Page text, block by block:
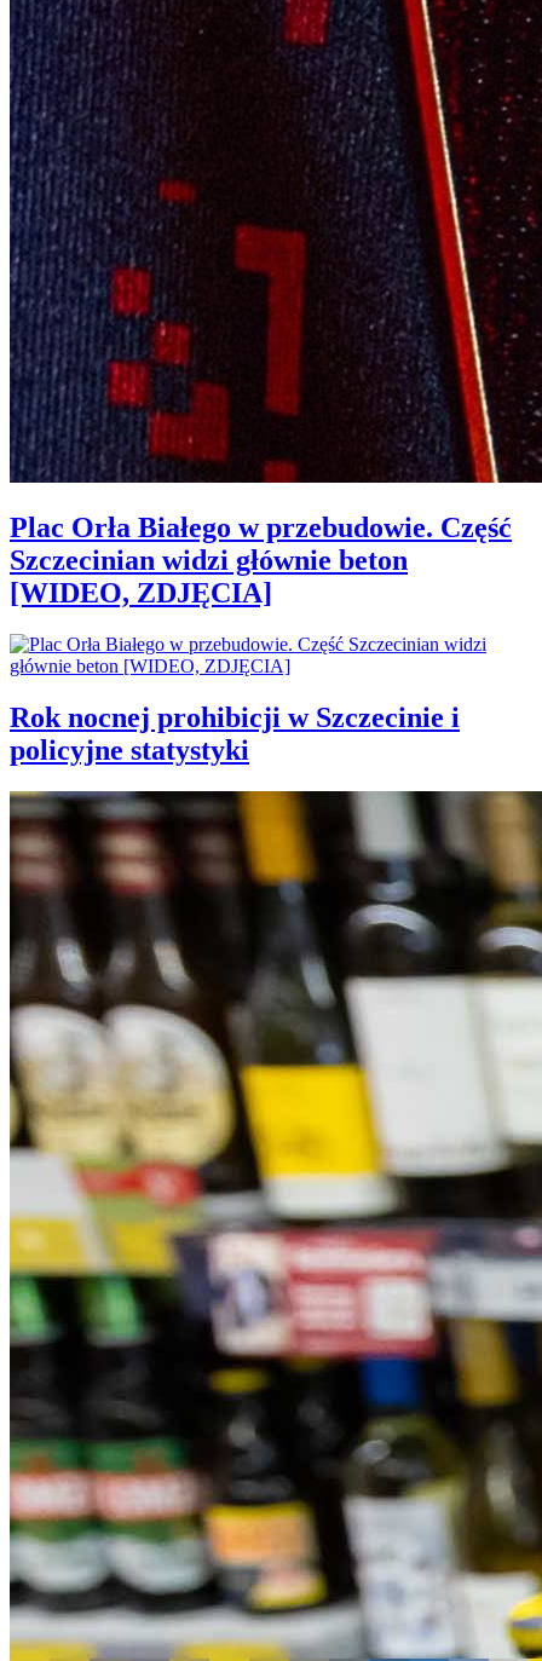
Plac Orła Białego w przebudowie. Część
Szczecinian widzi głównie beton
[WIDEO, ZDJĘCIA]
Rok nocnej prohibicji w Szczecinie i
policyjne statystyki